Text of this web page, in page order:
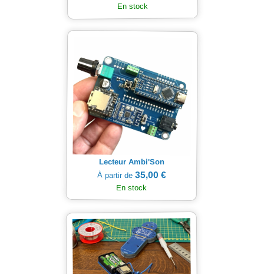
En stock
Lecteur Ambi'Son
À partir de 35,00 €
En stock